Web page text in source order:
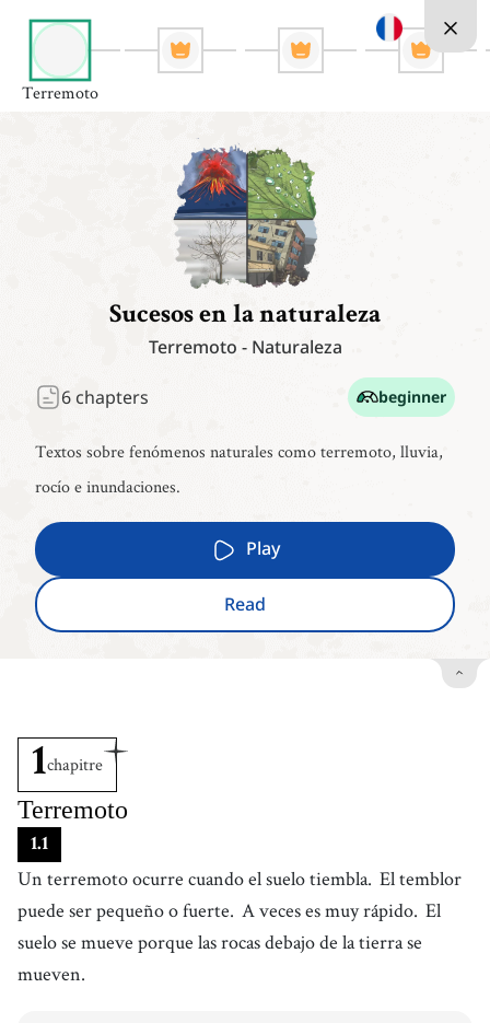
Terremoto
Sucesos en la naturaleza
Terremoto - Naturaleza
6 chapters beginner
Textos sobre fenómenos naturales como terremoto, lluvia,
rocío e inundaciones.
Play
Read
1chapitre
Terremoto
1.1
Un terremoto ocurre cuando el suelo tiembla. El temblor
puede ser pequeño o fuerte. A veces es muy rápido. El
suelo se mueve porque las rocas debajo de la tierra se
mueven.